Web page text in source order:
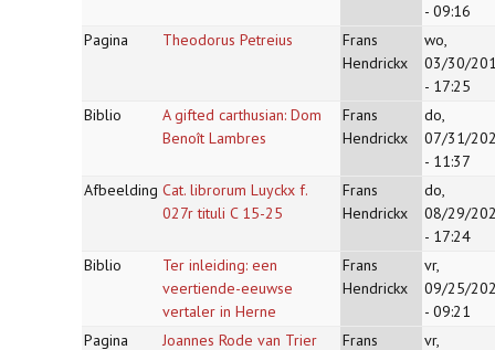
- 09:16
Pagina
Theodorus Petreius
Frans
Hendrickx
wo,
03/30/
- 17:25
Biblio
A gifted carthusian: Dom
Benoît Lambres
Frans
Hendrickx
do,
07/31/
- 11:37
Afbeelding Cat. librorum Luyckx f.
027r tituli C 15-25
Frans
Hendrickx
do,
08/29/
- 17:24
Biblio
Ter inleiding: een
veertiende-eeuwse
vertaler in Herne
Frans
Hendrickx
vr,
09/25/
- 09:21
Pagina
Joannes Rode van Trier
Frans
vr,